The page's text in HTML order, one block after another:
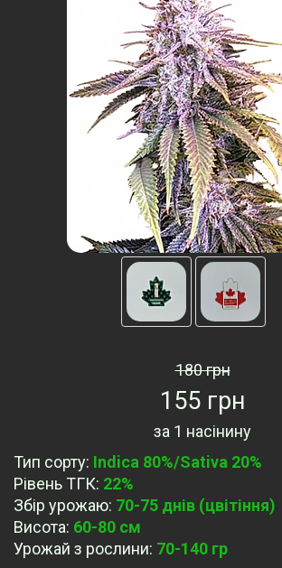
180 грн
155 грн
за 1 насінину
Тип сорту: Indica 80%/Sativa 20%
Рівень ТГК: 22%
Збір урожаю: 70-75 днів (цвітіння)
Висота: 60-80 cм
Урожай з рослини: 70-140 гр